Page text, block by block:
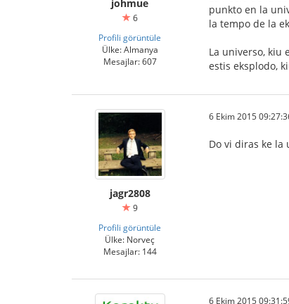
johmue
6
Profili görüntüle
Ülke: Almanya
Mesajlar: 607
punkto en la
la tempo de la
La universo, kiu
estis eksplodo,
jagr2808
9
Profili görüntüle
Ülke: Norveç
Mesajlar: 144
6 Ekim 2015
Do vi diras ke la
6 Ekim 2015